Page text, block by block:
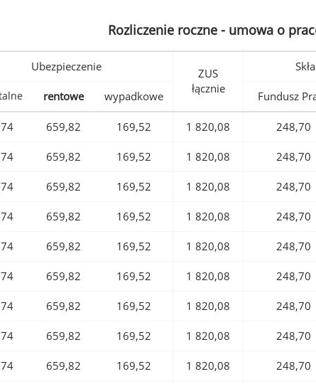
Rozliczenie roczne - umowa o
Ubezpieczenie
ZUS
łącznie
rentowe wypadkowe Fundusz
659,82 169,52 1 820,08 248,70
659,82 169,52 1 820,08 248,70
659,82 169,52 1 820,08 248,70
659,82 169,52 1 820,08 248,70
659,82 169,52 1 820,08 248,70
659,82 169,52 1 820,08 248,70
659,82 169,52 1 820,08 248,70
659,82 169,52 1 820,08 248,70
659,82 169,52 1 820,08 248,70